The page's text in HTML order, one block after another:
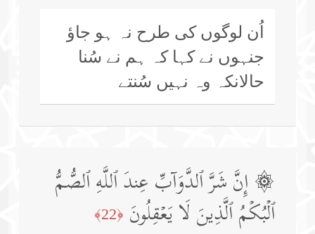
اُن لوگوں کی طرح نہ ہو جاؤ
جنہوں نے کہا کہ ہم نے سُنا
حالانکہ وہ نہیں سُنتے
۞ إِنَّ شَرَّ ٱلدَّوَاۤبِّ عِندَ ٱللَّهِ ٱلصُّمُّ
ٱلۡبُكۡمُ ٱلَّذِینَ لَا یَعۡقِلُونَ ﴿22﴾